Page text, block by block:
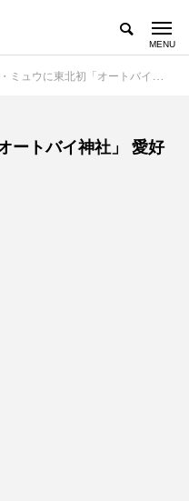
に東北初「オートバイ神社」 愛好家拠点に地域振興も目指す
ートバイ神社」 愛好